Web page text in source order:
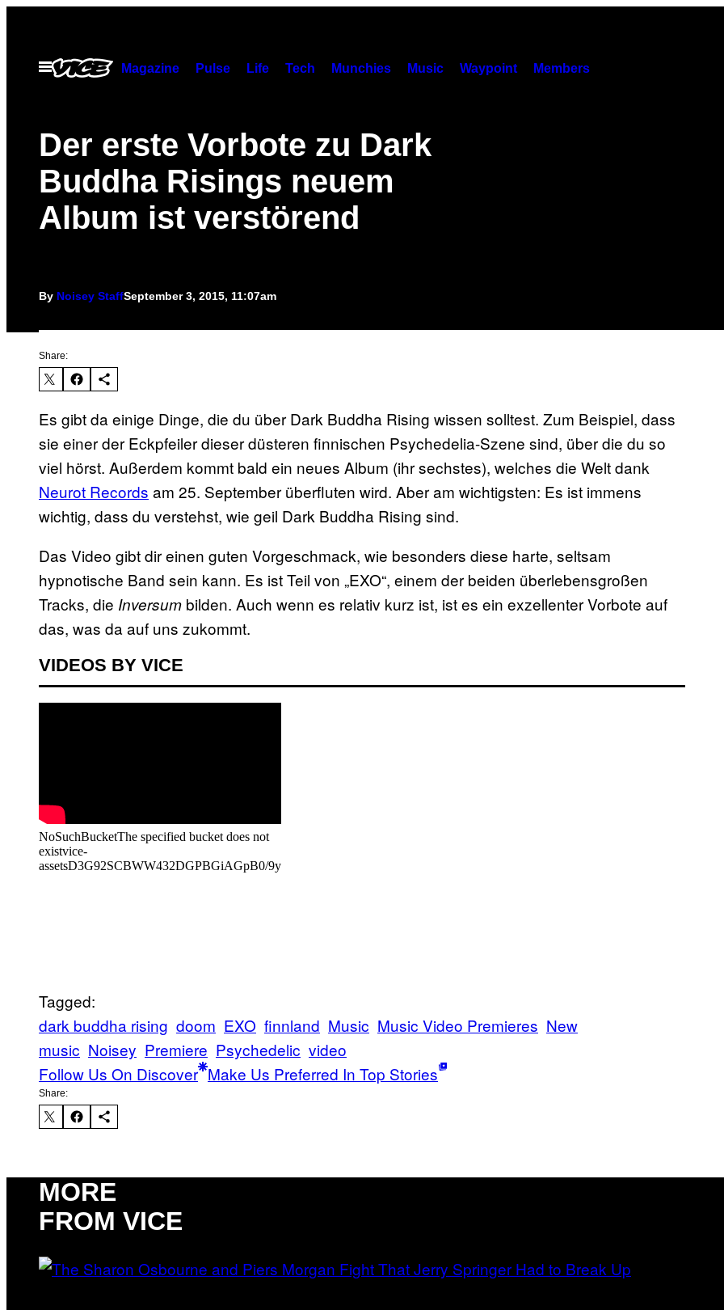
contentOpen
Menu
Magazine Pulse Life Tech Munchies Music Waypoint Members
Der erste Vorbote zu Dark
Buddha Risings neuem
Album ist verstörend
By Noisey StaffSeptember 3, 2015, 11:07am
Share:
Es gibt da einige Dinge, die du über Dark Buddha Rising wissen solltest. Zum Beispiel, dass
sie einer der Eckpfeiler dieser düsteren finnischen Psychedelia-Szene sind, über die du so
viel hörst. Außerdem kommt bald ein neues Album (ihr sechstes), welches die Welt dank
Neurot Records am 25. September überfluten wird. Aber am wichtigsten: Es ist immens
wichtig, dass du verstehst, wie geil Dark Buddha Rising sind.
Das Video gibt dir einen guten Vorgeschmack, wie besonders diese harte, seltsam
hypnotische Band sein kann. Es ist Teil von „EXO“, einem der beiden überlebensgroßen
Tracks, die Inversum bilden. Auch wenn es relativ kurz ist, ist es ein exzellenter Vorbote auf
das, was da auf uns zukommt.
VIDEOS BY VICE
Tagged:
dark buddha rising doom EXO finnland Music Music Video Premieres New
music Noisey Premiere Psychedelic video
Follow Us On Discover Make Us Preferred In Top Stories
Share:
MORE
FROM VICE